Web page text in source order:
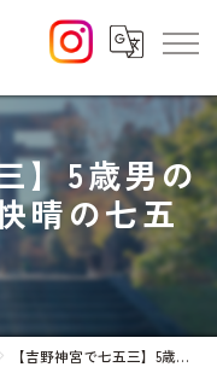
】5歳男の
晴の七五
【吉野神宮で七五三】5歳男の子と3歳女の子の快晴の七五三！